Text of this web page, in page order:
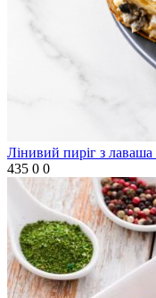
Лінивий пиріг з
435 0 0